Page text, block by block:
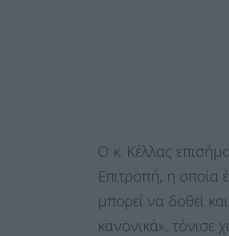
Ο κ. Κέλλας
Επιτροπή, η οποία
μπορεί να δοθεί
κανονικά», τόνισε